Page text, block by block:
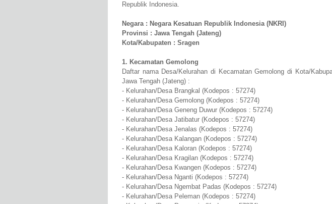
Republik Indonesia.
Negara : Negara Kesatuan Republik Indonesia (NKRI)
Provinsi : Jawa Tengah (Jateng)
Kota/Kabupaten : Sragen
1. Kecamatan Gemolong
Daftar nama Desa/Kelurahan di Kecamatan Gemolong di Kota/
Jawa Tengah (Jateng) :
- Kelurahan/Desa Brangkal (Kodepos : 57274)
- Kelurahan/Desa Gemolong (Kodepos : 57274)
- Kelurahan/Desa Geneng Duwur (Kodepos : 57274)
- Kelurahan/Desa Jatibatur (Kodepos : 57274)
- Kelurahan/Desa Jenalas (Kodepos : 57274)
- Kelurahan/Desa Kalangan (Kodepos : 57274)
- Kelurahan/Desa Kaloran (Kodepos : 57274)
- Kelurahan/Desa Kragilan (Kodepos : 57274)
- Kelurahan/Desa Kwangen (Kodepos : 57274)
- Kelurahan/Desa Nganti (Kodepos : 57274)
- Kelurahan/Desa Ngembat Padas (Kodepos : 57274)
- Kelurahan/Desa Peleman (Kodepos : 57274)